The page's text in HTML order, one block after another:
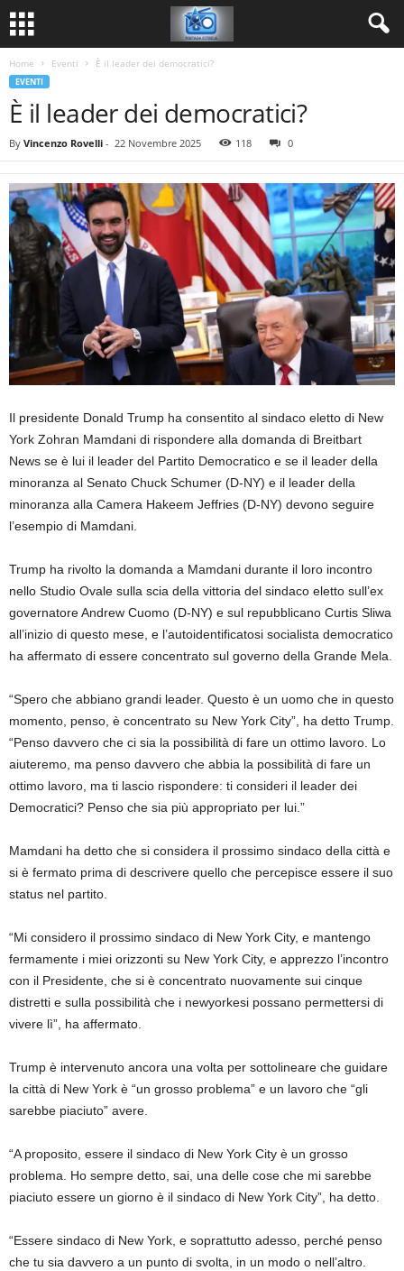
Home Eventi È il leader dei democratici?
EVENTI
È il leader dei democratici?
By Vincenzo Rovelli - 22 Novembre 2025 118 0
Il presidente Donald Trump ha consentito al sindaco eletto di New
York Zohran Mamdani di rispondere alla domanda di Breitbart
News se è lui il leader del Partito Democratico e se il leader della
minoranza al Senato Chuck Schumer (D-NY) e il leader della
minoranza alla Camera Hakeem Jeffries (D-NY) devono seguire
l’esempio di Mamdani.
Trump ha rivolto la domanda a Mamdani durante il loro incontro
nello Studio Ovale sulla scia della vittoria del sindaco eletto sull’ex
governatore Andrew Cuomo (D-NY) e sul repubblicano Curtis Sliwa
all’inizio di questo mese, e l’autoidentificatosi socialista democratico
ha affermato di essere concentrato sul governo della Grande Mela.
“Spero che abbiano grandi leader. Questo è un uomo che in questo
momento, penso, è concentrato su New York City”, ha detto Trump.
“Penso davvero che ci sia la possibilità di fare un ottimo lavoro. Lo
aiuteremo, ma penso davvero che abbia la possibilità di fare un
ottimo lavoro, ma ti lascio rispondere: ti consideri il leader dei
Democratici? Penso che sia più appropriato per lui.”
Mamdani ha detto che si considera il prossimo sindaco della città e
si è fermato prima di descrivere quello che percepisce essere il suo
status nel partito.
“Mi considero il prossimo sindaco di New York City, e mantengo
fermamente i miei orizzonti su New York City, e apprezzo l’incontro
con il Presidente, che si è concentrato nuovamente sui cinque
distretti e sulla possibilità che i newyorkesi possano permettersi di
vivere lì”, ha affermato.
Trump è intervenuto ancora una volta per sottolineare che guidare
la città di New York è “un grosso problema” e un lavoro che “gli
sarebbe piaciuto” avere.
“A proposito, essere il sindaco di New York City è un grosso
problema. Ho sempre detto, sai, una delle cose che mi sarebbe
piaciuto essere un giorno è il sindaco di New York City”, ha detto.
“Essere sindaco di New York, e soprattutto adesso, perché penso
che tu sia davvero a un punto di svolta, in un modo o nell’altro.